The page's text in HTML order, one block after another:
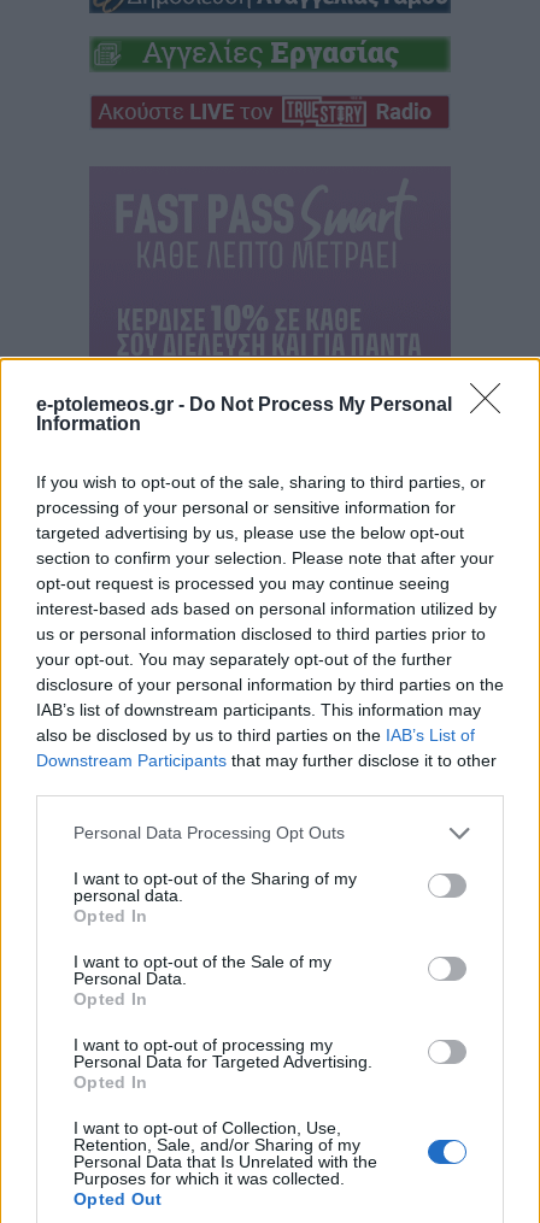
e-ptolemeos.gr - Do Not Process My Personal
Information
If you wish to opt-out of the sale, sharing to third parties, or
processing of your personal or sensitive information for
targeted advertising by us, please use the below opt-out
section to confirm your selection. Please note that after your
opt-out request is processed you may continue seeing
interest-based ads based on personal information utilized by
us or personal information disclosed to third parties prior to
your opt-out. You may separately opt-out of the further
disclosure of your personal information by third parties on the
IAB’s list of downstream participants. This information may
also be disclosed by us to third parties on the IAB’s List of
Downstream Participants that may further disclose it to other
Please note that this website/app uses one or more Google
not limited to your visit or usage behaviour. You may click to
grant or deny consent to Google and its third-party tags to
use your data for below specified purposes in below Google
consent section.
Personal Data Processing Opt Outs
I want to opt-out of the Sharing of my
personal data.
Opted In
I want to opt-out of the Sale of my
Personal Data.
Opted In
I want to opt-out of processing my
Personal Data for Targeted Advertising.
Opted In
I want to opt-out of Collection, Use,
Retention, Sale, and/or Sharing of my
Personal Data that Is Unrelated with the
Purposes for which it was collected.
Opted Out